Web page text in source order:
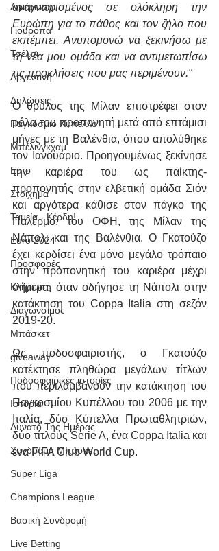
Αφιέρωση
Γιουρόπα
Τσέλσι
Αργεντινή
Δηλώσεις
Παγκόσμιο Κύπελλο
Μπέλινγκχαμ
Euro
Στοίχημα
Ταμεία - Κέρδη!
Euro 2024
Προσφορές
Κλήρωση
Διαγωνσιμός
Μπάσκετ
giveaway
Ποδοσφαιρικές ιστορίες
Ιστορία
Δυνατό Της Ημέρας
Συνδρομή Μπάσκετ
Super Liga
Champions League
Βασική Συνδρομή
Live Betting
αναγνωρισμένος σε ολόκληρη την
Ευρώπη για το πάθος και τον ζήλο που
εκπέμπει. Ανυπομονώ να ξεκινήσω με
τη νέα μου ομάδα και να αντιμετωπίσω
τις προκλήσεις που μας περιμένουν."
Ο θρύλος της Μίλαν επιστρέφει στον
ρόλο του προπονητή μετά από επτάμισι
μήνες με τη Βαλένθια, όπου απολύθηκε
τον Ιανουάριο. Προηγουμένως ξεκίνησε
την καριέρα του ως παίκτης-
προπονητής στην ελβετική ομάδα Σιόν
και αργότερα κάθισε στον πάγκο της
Παλέρμο, του ΟΦΗ, της Μίλαν της
Νάπολι και της Βαλένθια. Ο Γκατούζο
έχει κερδίσει ένα μόνο μεγάλο τρόπαιο
στην προπονητική του καριέρα μέχρι
σήμερα, όταν οδήγησε τη Νάπολι στην
κατάκτηση του Coppa Italia στη σεζόν
2019-20.
Ως ποδοσφαιριστής, ο Γκατούζο
κατέκτησε πληθώρα μεγάλων τίτλων
που περιλαμβάνουν την κατάκτηση του
Παγκοσμίου Κυπέλλου του 2006 με την
Ιταλία, δύο Κύπελλα Πρωταθλητριών,
δύο τίτλους Serie A, ένα Coppa Italia και
ένα FIFA Club World Cup.